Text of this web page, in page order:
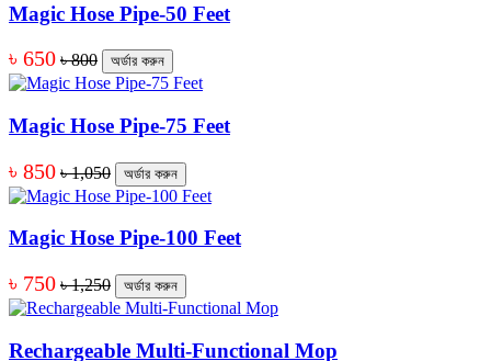
Magic Hose Pipe-50 Feet
৳ 650 ৳ 800 অর্ডার করুন
Magic Hose Pipe-75 Feet
৳ 850 ৳ 1,050 অর্ডার করুন
Magic Hose Pipe-100 Feet
৳ 750 ৳ 1,250 অর্ডার করুন
Rechargeable Multi-Functional Mop